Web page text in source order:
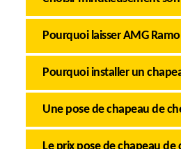
Pourquoi laisser AMG
Pourquoi installer un
Une pose de chapeau de